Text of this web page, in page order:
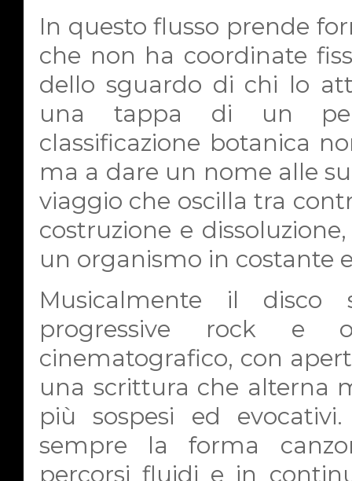
In questo flusso prende
che non ha coordinate
dello sguardo di chi lo
una tappa di un
classificazione botanica
ma a dare un nome alle
viaggio che oscilla tra
costruzione e
un organismo in costante
Musicalmente il disco
progressive rock e
cinematografico, con
una scrittura che alterna
più sospesi ed
sempre la forma
percorsi fluidi e in